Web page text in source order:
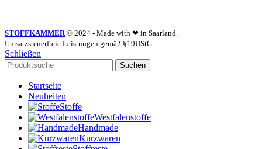
STOFFKAMMER © 2024 - Made with ❤ in Saarland.
Umsatzsteuerfreie Leistungen gemäß §19UStG.
Schließen
Suchen
Startseite
Neuheiten
Stoffe
Westfalenstoffe
Handmade
Kurzwaren